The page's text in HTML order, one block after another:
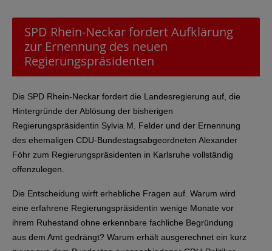
SPD Rhein-Neckar fordert Aufklärung
zur Ernennung des neuen
Regierungspräsidenten
Die SPD Rhein-Neckar fordert die Landesregierung auf, die
Hintergründe der Ablösung der bisherigen
Regierungspräsidentin Sylvia M. Felder und der Ernennung
des ehemaligen CDU-Bundestagsabgeordneten Alexander
Föhr zum Regierungspräsidenten in Karlsruhe vollständig
offenzulegen.
Die Entscheidung wirft erhebliche Fragen auf. Warum wird
eine erfahrene Regierungspräsidentin wenige Monate vor
ihrem Ruhestand ohne erkennbare fachliche Begründung
aus dem Amt gedrängt? Warum erhält ausgerechnet ein kurz